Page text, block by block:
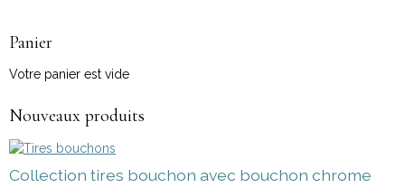
Panier
Votre panier est vide
Nouveaux produits
Collection tires bouchon avec bouchon chrome